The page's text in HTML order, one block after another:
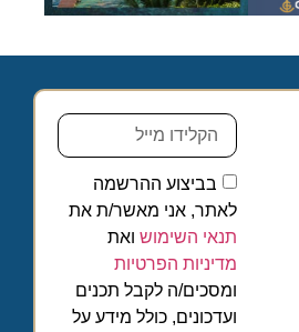
בביצוע ההרשמה
לאתר, אני מאשר/ת את
תנאי השימוש ואת
מדיניות הפרטיות
ומסכים/ה לקבל תכנים
ועדכונים, כולל מידע על